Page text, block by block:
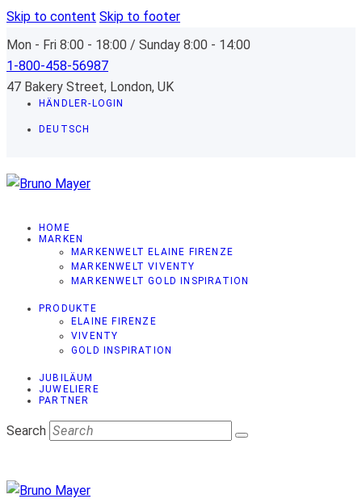
Skip to content Skip to footer
Mon - Fri 8:00 - 18:00 / Sunday 8:00 - 14:00
1-800-458-56987
47 Bakery Street, London, UK
HÄNDLER-LOGIN
DEUTSCH
HOME
MARKEN
MARKENWELT ELAINE FIRENZE
MARKENWELT VIVENTY
MARKENWELT GOLD INSPIRATION
PRODUKTE
ELAINE FIRENZE
VIVENTY
GOLD INSPIRATION
JUBILÄUM
JUWELIERE
PARTNER
Search